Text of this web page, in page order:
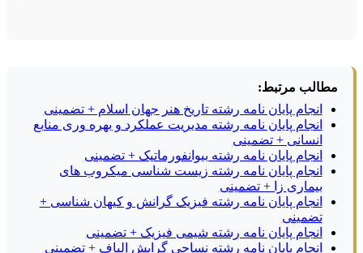
مطالب مرتبط:
انجام پایان نامه رشته تاریخ هنر جهان اسلام + تضمینی
انجام پایان نامه رشته مدیریت عملکرد و بهره وری منابع
انسانی + تضمینی
انجام پایان نامه رشته بیوانفورماتیک + تضمینی
انجام پایان نامه رشته زیست شناسی میکروب های
بیماری زا + تضمینی
انجام پایان نامه رشته فیزیک گرانش و کیهان شناسی +
تضمینی
انجام پایان نامه رشته شیمی فیزیک + تضمینی
انجام پایان نامه رشته نساجی گرایش الیاف + تضمینی